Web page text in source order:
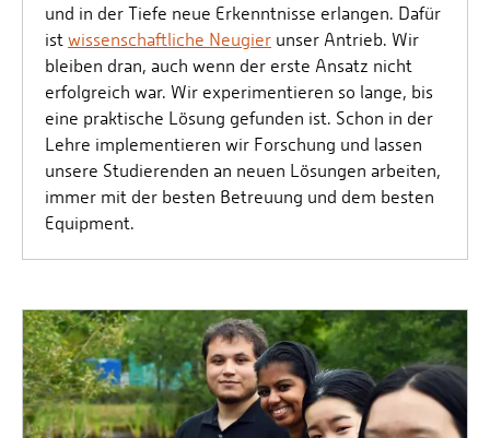
und in der Tiefe neue Erkenntnisse erlangen. Dafür
ist wissenschaftliche Neugier unser Antrieb. Wir
bleiben dran, auch wenn der erste Ansatz nicht
erfolgreich war. Wir experimentieren so lange, bis
eine praktische Lösung gefunden ist. Schon in der
Lehre implementieren wir Forschung und lassen
unsere Studierenden an neuen Lösungen arbeiten,
immer mit der besten Betreuung und dem besten
Equipment.